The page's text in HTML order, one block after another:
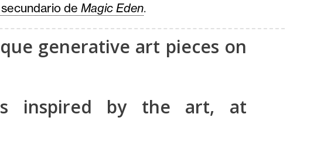
de Magic Eden.
generative art pieces on
inspired by the art, at